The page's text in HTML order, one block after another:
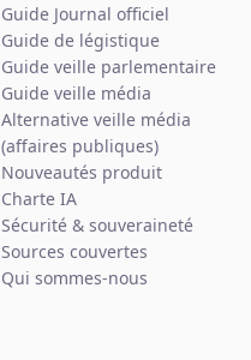
Guide Journal officiel
Guide de légistique
Guide veille parlementaire
Guide veille média
Alternative veille média
(affaires publiques)
Nouveautés produit
Charte IA
Sécurité & souveraineté
Sources couvertes
Qui sommes-nous